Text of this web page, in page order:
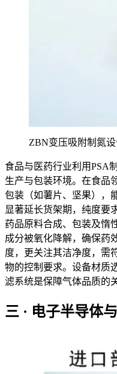
ZBN变压吸附制氮
食品与医药行业利用PSA
生产与包装环境。在食品
包装（如薯片、坚果），
显著延长货架期，纯度要
药品原料合成、包装及惰
成分被氧化降解，确保药
度，更关注其洁净度，需
物的控制要求。设备材质
滤系统是保障气体品质的
三 · 电子半导体